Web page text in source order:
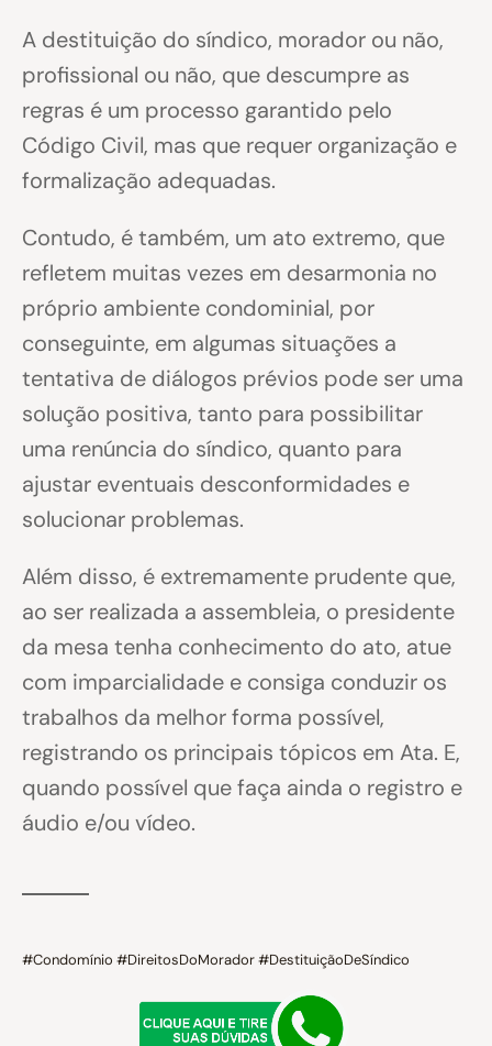
A destituição do síndico, morador ou não,
profissional ou não, que descumpre as
regras é um processo garantido pelo
Código Civil, mas que requer organização e
formalização adequadas.
Contudo, é também, um ato extremo, que
refletem muitas vezes em desarmonia no
próprio ambiente condominial, por
conseguinte, em algumas situações a
tentativa de diálogos prévios pode ser uma
solução positiva, tanto para possibilitar
uma renúncia do síndico, quanto para
ajustar eventuais desconformidades e
solucionar problemas.
Além disso, é extremamente prudente que,
ao ser realizada a assembleia, o presidente
da mesa tenha conhecimento do ato, atue
com imparcialidade e consiga conduzir os
trabalhos da melhor forma possível,
registrando os principais tópicos em Ata. E,
quando possível que faça ainda o registro e
áudio e/ou vídeo.
#Condomínio #DireitosDoMorador #DestituiçãoDeSíndico